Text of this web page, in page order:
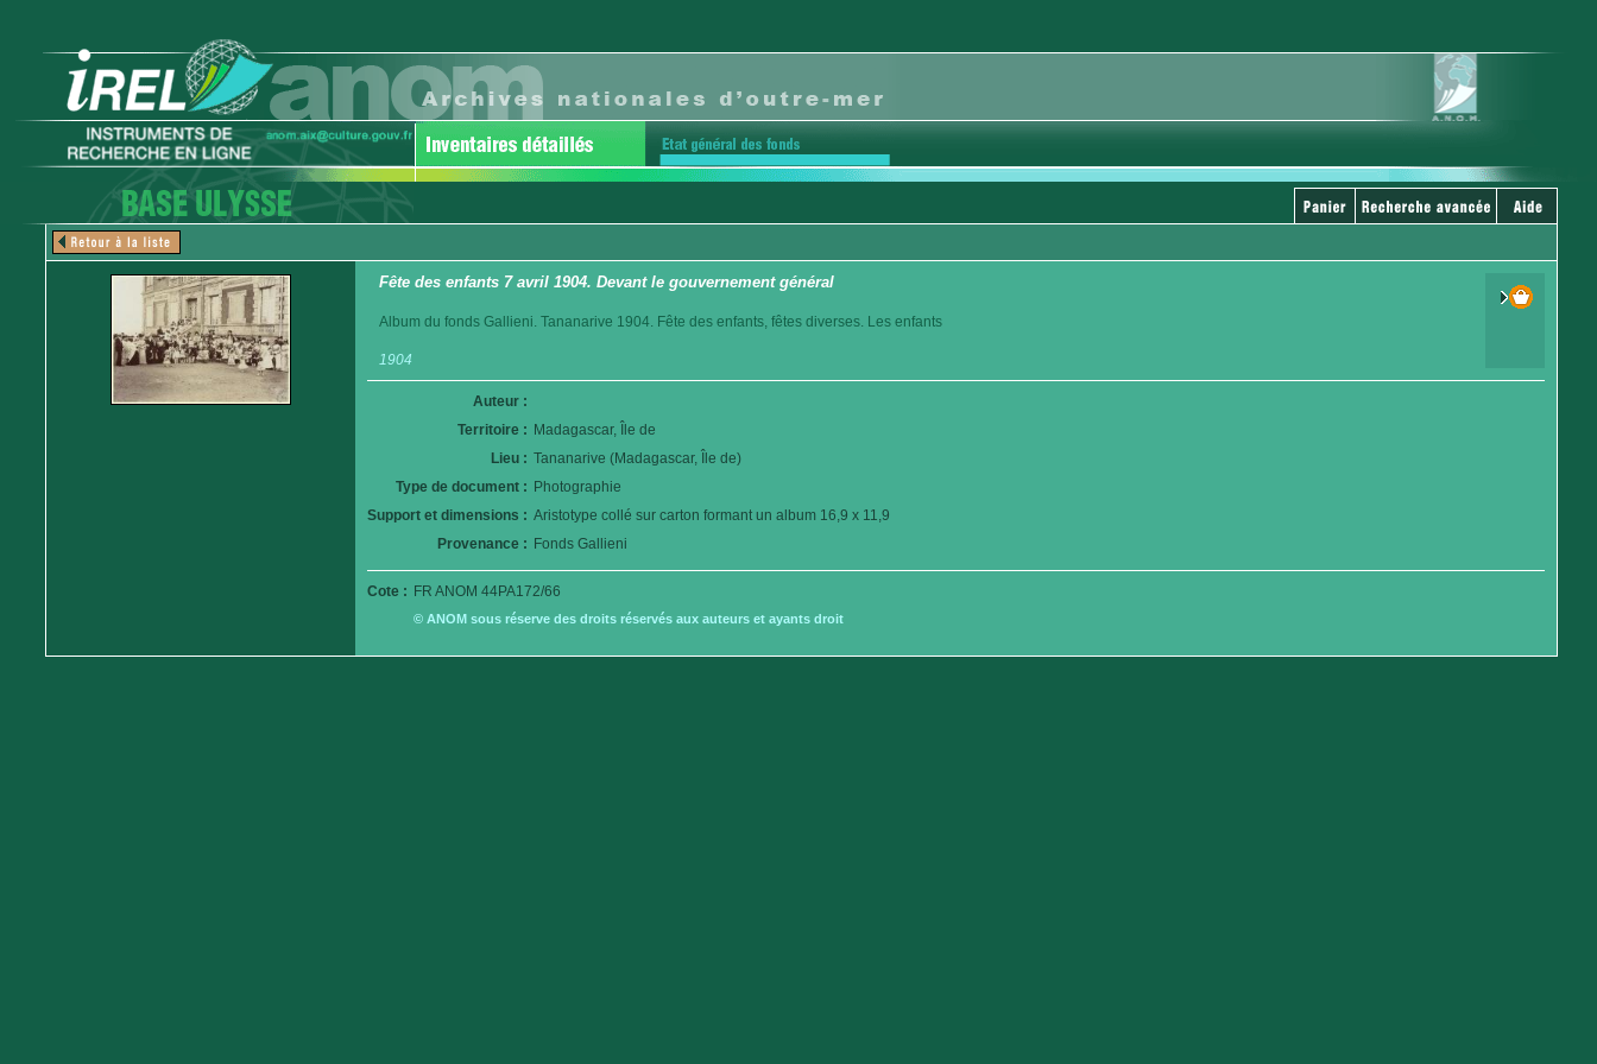
Fête des enfants 7 avril 1904. Devant le gouvernement général
Album du fonds Gallieni. Tananarive 1904. Fête des enfants, fêtes diverses. Les enfants
1904
Auteur :
Territoire : Madagascar, Île de
Lieu : Tananarive (Madagascar, Île de)
Type de document : Photographie
Support et dimensions : Aristotype collé sur carton formant un album 16,9 x 11,9
Provenance : Fonds Gallieni
Cote : FR ANOM 44PA172/66
© ANOM sous réserve des droits réservés aux auteurs et ayants droit